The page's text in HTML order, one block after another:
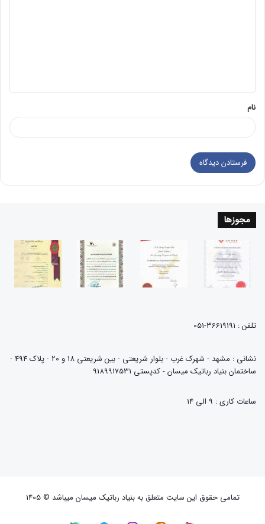
*
نام
مجوزها
تلفن : 36619191-051
نشانی : مشهد - شهرک غرب - بلوار شریعتی - بین شریعتی 18 و 20 - پلاک 494 -
ساختمان بنیاد رباتیک میسان - کدپستی 9189917531
ساعات کاری : 9 الی 14
تمامی حقوق این سایت متعلق به بنیاد رباتیک میسان میباشد © 1405